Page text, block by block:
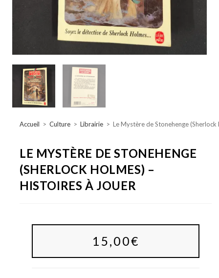
Accueil > Culture > Librairie > Le Mystère de Stonehenge
LE MYSTÈRE DE STONEHENGE
(SHERLOCK HOLMES) –
HISTOIRES À JOUER
15,00€